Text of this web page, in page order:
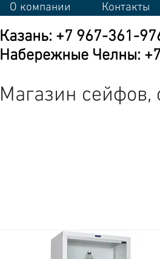
О компании Контакты
Казань: +7 967-361-
Набережные Челны:
Магазин